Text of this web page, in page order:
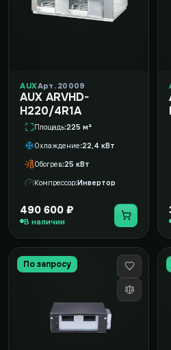
AUXАрт. 20009
AUX ARVHD-
H220/4R1A
Площадь 225 м²
Охлаждение 22,4 кВт
Обогрев 25 кВт
Компрессор Инвертор
490 600 ₽
В наличии
По запросу